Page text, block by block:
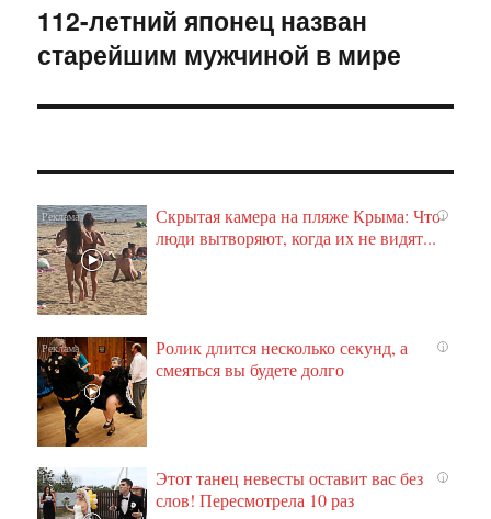
Следующая
запись:
112-летний японец назван
старейшим мужчиной в мире
i
Скрытая камера на пляже Крыма: Что
люди вытворяют, когда их не видят...
i
Ролик длится несколько секунд, а
смеяться вы будете долго
i
Этот танец невесты оставит вас без
слов! Пересмотрела 10 раз